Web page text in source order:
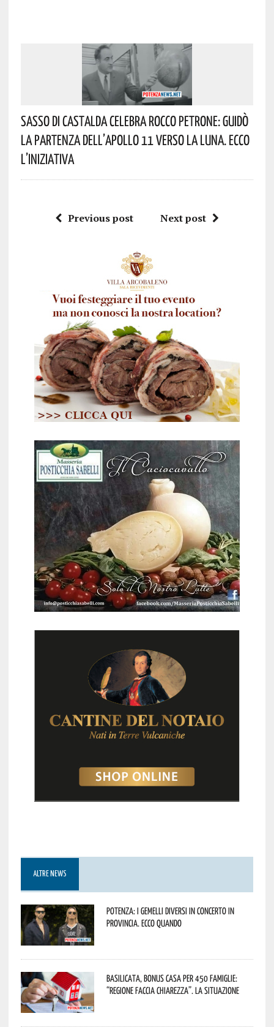
Sasso Di Castalda Celebra Rocco Petrone: Guidò
La Partenza Dell’Apollo 11 Verso La Luna. Ecco
L’iniziativa
Previous post Next post
ALTRE NEWS
Potenza: i Gemelli DiVersi in concerto in
provincia. Ecco quando
Basilicata, Bonus casa per 450 famiglie:
“Regione faccia chiarezza”. La situazione